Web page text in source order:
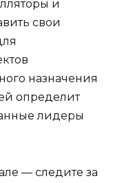
и
свои
назначения
определит
лидеры
— следите за